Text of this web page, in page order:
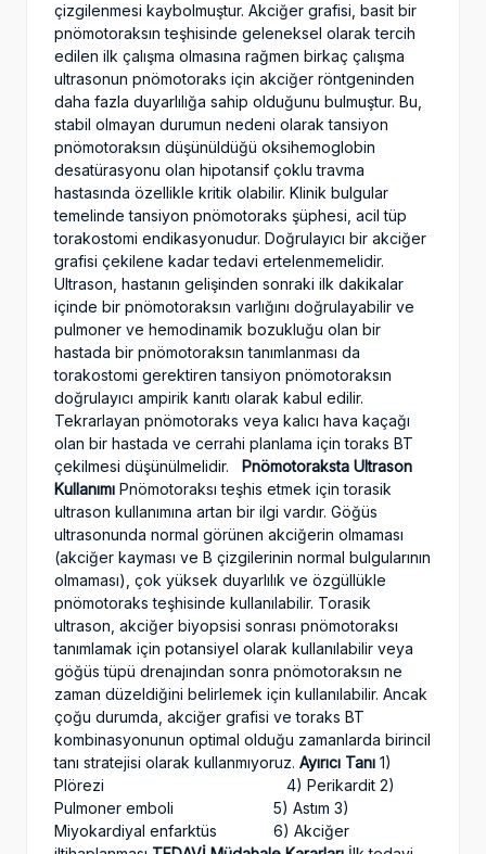
çizgilenmesi kaybolmuştur. Akciğer grafisi, basit bir
pnömotoraksın teşhisinde geleneksel olarak tercih
edilen ilk çalışma olmasına rağmen birkaç çalışma
ultrasonun pnömotoraks için akciğer röntgeninden
daha fazla duyarlılığa sahip olduğunu bulmuştur. Bu,
stabil olmayan durumun nedeni olarak tansiyon
pnömotoraksın düşünüldüğü oksihemoglobin
desatürasyonu olan hipotansif çoklu travma
hastasında özellikle kritik olabilir. Klinik bulgular
temelinde tansiyon pnömotoraks şüphesi, acil tüp
torakostomi endikasyonudur. Doğrulayıcı bir akciğer
grafisi çekilene kadar tedavi ertelenmemelidir.
Ultrason, hastanın gelişinden sonraki ilk dakikalar
içinde bir pnömotoraksın varlığını doğrulayabilir ve
pulmoner ve hemodinamik bozukluğu olan bir
hastada bir pnömotoraksın tanımlanması da
torakostomi gerektiren tansiyon pnömotoraksın
doğrulayıcı ampirik kanıtı olarak kabul edilir.
Tekrarlayan pnömotoraks veya kalıcı hava kaçağı
olan bir hastada ve cerrahi planlama için toraks BT
çekilmesi düşünülmelidir.
Pnömotoraksta Ultrason
Kullanımı Pnömotoraksı teşhis etmek için torasik
ultrason kullanımına artan bir ilgi vardır. Göğüs
ultrasonunda normal görünen akciğerin olmaması
(akciğer kayması ve B çizgilerinin normal bulgularının
olmaması), çok yüksek duyarlılık ve özgüllükle
pnömotoraks teşhisinde kullanılabilir. Torasik
ultrason, akciğer biyopsisi sonrası pnömotoraksı
tanımlamak için potansiyel olarak kullanılabilir veya
göğüs tüpü drenajından sonra pnömotoraksın ne
zaman düzeldiğini belirlemek için kullanılabilir. Ancak
çoğu durumda, akciğer grafisi ve toraks BT
kombinasyonunun optimal olduğu zamanlarda birincil
tanı stratejisi olarak kullanmıyoruz. Ayırıcı Tanı 1)
Plörezi 4) Perikardit 2)
Pulmoner emboli 5) Astım 3)
Miyokardiyal enfarktüs 6) Akciğer